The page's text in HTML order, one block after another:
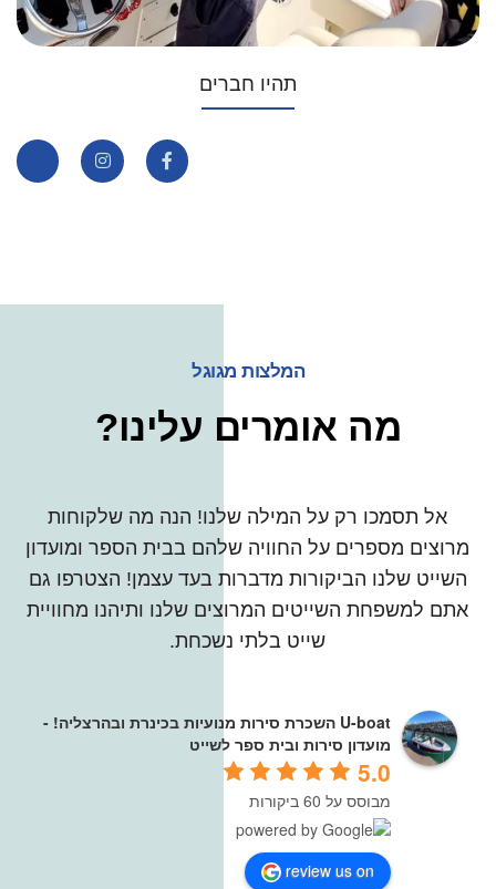
תהיו חברים
המלצות מגוגל
מה אומרים עלינו?
אל תסמכו רק על המילה שלנו! הנה מה שלקוחות
מרוצים מספרים על החוויה שלהם בבית הספר ומועדון
השייט שלנו הביקורות מדברות בעד עצמן! הצטרפו גם
אתם למשפחת השייטים המרוצים שלנו ותיהנו מחוויית
שייט בלתי נשכחת.
U-boat השכרת סירות מנועיות בכינרת ובהרצליה! -
מועדון סירות ובית ספר לשייט
5.0
מבוסס על 60 ביקורות
review us on